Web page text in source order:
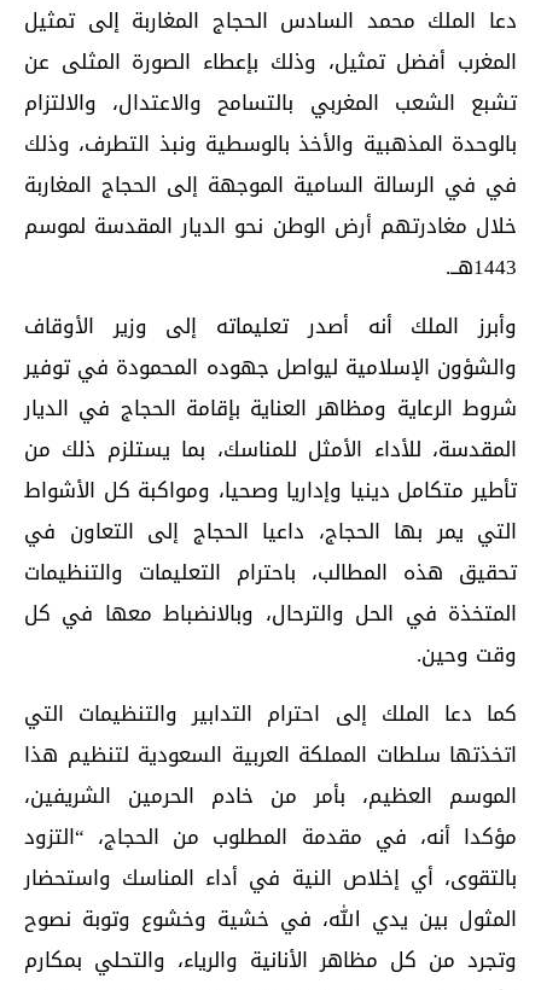
دعا الملك محمد السادس الحجاج المغاربة إلى تمثيل
المغرب أفضل تمثيل، وذلك بإعطاء الصورة المثلى عن
تشبع الشعب المغربي بالتسامح والاعتدال، والالتزام
بالوحدة المذهبية والأخذ بالوسطية ونبذ التطرف، وذلك
في في الرسالة السامية الموجهة إلى الحجاج المغاربة
خلال مغادرتهم أرض الوطن نحو الديار المقدسة لموسم
1443هــ.
وأبرز الملك أنه أصدر تعليماته إلى وزير الأوقاف
والشؤون الإسلامية ليواصل جهوده المحمودة في توفير
شروط الرعاية ومظاهر العناية بإقامة الحجاج في الديار
المقدسة، للأداء الأمثل للمناسك، بما يستلزم ذلك من
تأطير متكامل دينيا وإداريا وصحيا، ومواكبة كل الأشواط
التي يمر بها الحجاج، داعيا الحجاج إلى التعاون في
تحقيق هذه المطالب، باحترام التعليمات والتنظيمات
المتخذة في الحل والترحال، وبالانضباط معها في كل
وقت وحين.
كما دعا الملك إلى احترام التدابير والتنظيمات التي
اتخذتها سلطات المملكة العربية السعودية لتنظيم هذا
الموسم العظيم، بأمر من خادم الحرمين الشريفين،
مؤكدا أنه، في مقدمة المطلوب من الحجاج، “التزود
بالتقوى، أي إخلاص النية في أداء المناسك واستحضار
المثول بين يدي الله، في خشية وخشوع وتوبة نصوح
وتجرد من كل مظاهر الأنانية والرياء، والتحلي بمكارم